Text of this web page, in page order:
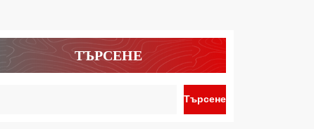
ТЪРСЕНЕ
Търсене